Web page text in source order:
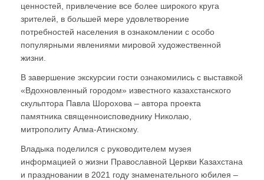
ценностей, привлечение все более широкого круга
зрителей, в большей мере удовлетворение
потребностей населения в ознакомлении с особо
популярными явлениями мировой художественной
жизни.
В завершение экскурсии гости ознакомились с выставкой
«Вдохновленный городом» известного казахстанского
скульптора Павла Шорохова – автора проекта
памятника священноисповеднику Николаю,
митрополиту Алма-Атинскому.
Владыка поделился с руководителем музея
информацией о жизни Православной Церкви Казахстана
и праздновании в 2021 году знаменательного юбилея –